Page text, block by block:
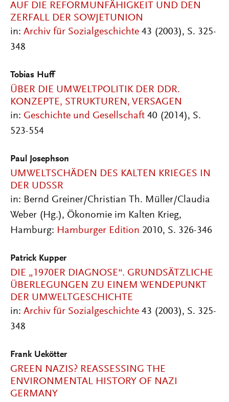
AUF DIE REFORMUNFÄHIGKEIT UND DEN
ZERFALL DER SOWJETUNION
in: Archiv für Sozialgeschichte 43 (2003), S. 325-
348
Tobias Huff
ÜBER DIE UMWELTPOLITIK DER DDR.
KONZEPTE, STRUKTUREN, VERSAGEN
in: Geschichte und Gesellschaft 40 (2014), S.
523-554
Paul Josephson
UMWELTSCHÄDEN DES KALTEN KRIEGES IN
DER UDSSR
in: Bernd Greiner/Christian Th. Müller/Claudia
Weber (Hg.), Ökonomie im Kalten Krieg,
Hamburg: Hamburger Edition 2010, S. 326-346
Patrick Kupper
DIE „1970ER DIAGNOSE“. GRUNDSÄTZLICHE
ÜBERLEGUNGEN ZU EINEM WENDEPUNKT
DER UMWELTGESCHICHTE
in: Archiv für Sozialgeschichte 43 (2003), S. 325-
348
Frank Uekötter
GREEN NAZIS? REASSESSING THE
ENVIRONMENTAL HISTORY OF NAZI
GERMANY